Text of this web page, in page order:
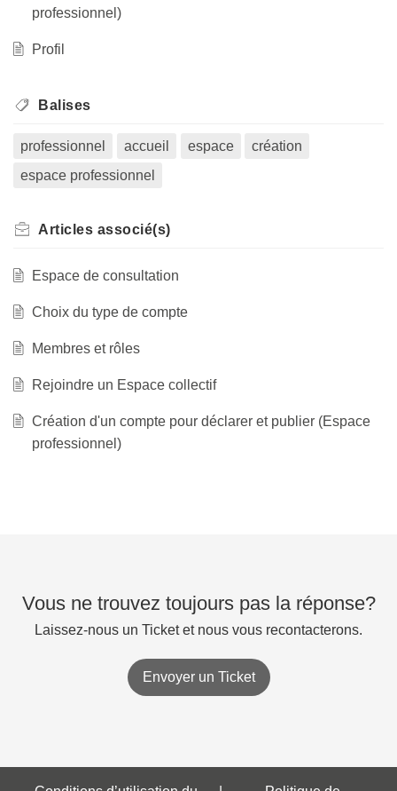
professionnel)
Profil
Balises
professionnel accueil espace
création
espace professionnel
Articles associé(s)
Espace de consultation
Choix du type de compte
Membres et rôles
Rejoindre un Espace collectif
Création d'un compte pour déclarer et publier (Espace
professionnel)
Vous ne trouvez toujours pas la réponse?
Laissez-nous un Ticket et nous vous recontacterons.
Envoyer un Ticket